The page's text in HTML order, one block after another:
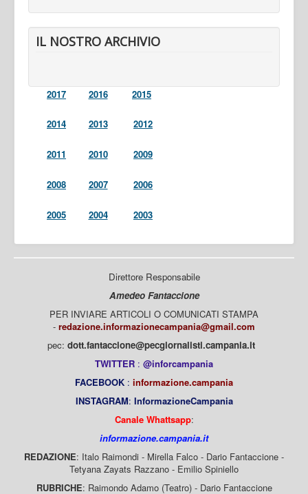
IL NOSTRO ARCHIVIO
2017 2016 2015
2014 2013 2012
2011 2010 2009
2008 2007 2006
2005 2004 2003
Direttore Responsabile
Amedeo Fantaccione
PER INVIARE ARTICOLI O COMUNICATI STAMPA
- redazione.informazionecampania@gmail.com
pec: dott.fantaccione@pecgiornalisti.campania.it
TWITTER : @inforcampania
FACEBOOK : informazione.campania
INSTAGRAM: InformazioneCampania
Canale Whattsapp:
informazione.campania.it
REDAZIONE: Italo Raimondi - Mirella Falco - Dario Fantaccione -
Tetyana Zayats Razzano - Emilio Spiniello
RUBRICHE: Raimondo Adamo (Teatro) - Dario Fantaccione